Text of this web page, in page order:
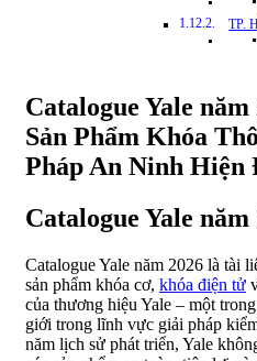
TP.
Catalogue Yale
Sản Phẩm Khóa
Pháp An Ninh Hiện
Catalogue Yale năm
Catalogue Yale năm 2026 là tài
sản phẩm khóa cơ, khóa điện tử
của thương hiệu Yale – một
giới trong lĩnh vực giải pháp
năm lịch sử phát triển, Yale